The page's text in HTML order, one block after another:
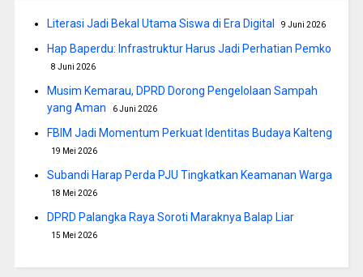
Literasi Jadi Bekal Utama Siswa di Era Digital 9 Juni 2026
Hap Baperdu: Infrastruktur Harus Jadi Perhatian Pemko
8 Juni 2026
Musim Kemarau, DPRD Dorong Pengelolaan Sampah
yang Aman
6 Juni 2026
FBIM Jadi Momentum Perkuat Identitas Budaya Kalteng
19 Mei 2026
Subandi Harap Perda PJU Tingkatkan Keamanan Warga
18 Mei 2026
DPRD Palangka Raya Soroti Maraknya Balap Liar
15 Mei 2026